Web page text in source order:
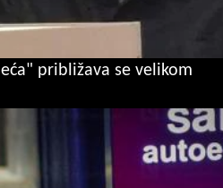
približava se velikom